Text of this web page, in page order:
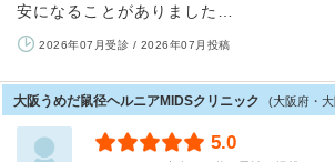
安になることがありました…
2026年07月受診 / 2026年07月投稿
大阪うめだ鼠径ヘルニアMIDSクリニック (大阪府・
5.0